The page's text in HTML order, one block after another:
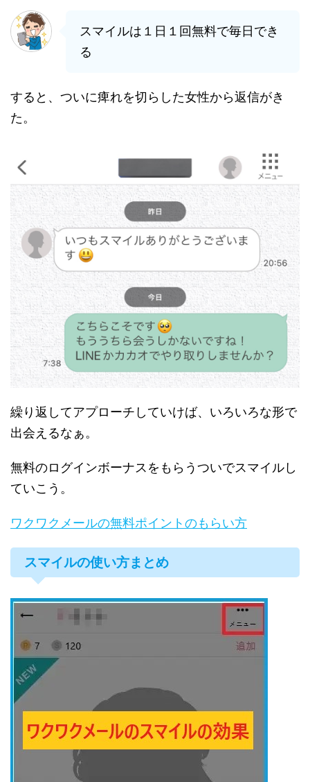
スマイルは１日１回無料で毎日でき
る
すると、ついに痺れを切らした女性から返信がき
た。
繰り返してアプローチしていけば、いろいろな形で
出会えるなぁ。
無料のログインボーナスをもらうついでスマイルし
ていこう。
ワクワクメールの無料ポイントのもらい方
スマイルの使い方まとめ